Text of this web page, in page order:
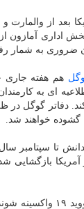
بعد از والمارت و
ضروری به شمار
هم هفته جاری
ای به
کند. دفاتر
بازگشایی
این مدیر گوگل